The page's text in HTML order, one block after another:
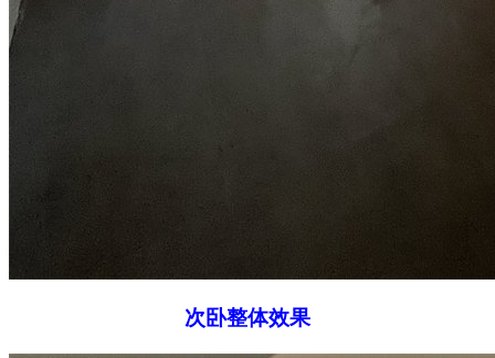
次卧整体效果